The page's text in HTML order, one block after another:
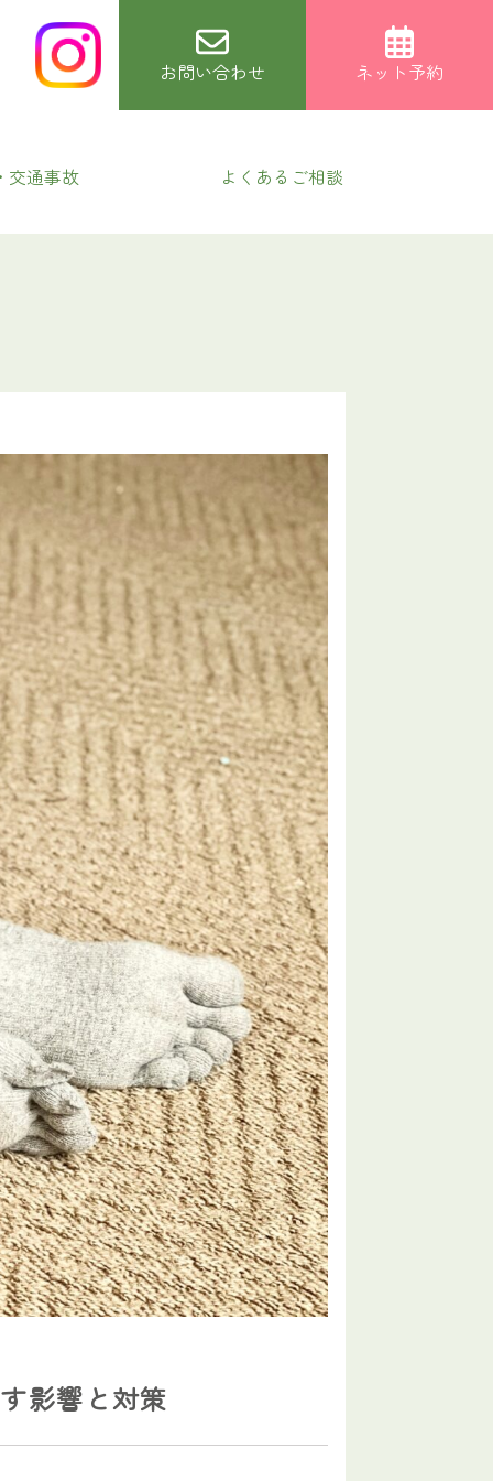
お問い合わせ ネット予約
交通事故 よくあるご相談
影響と対策